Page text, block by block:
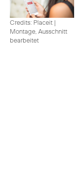
Credits: Placeit |
Montage, Ausschnitt
bearbeitet